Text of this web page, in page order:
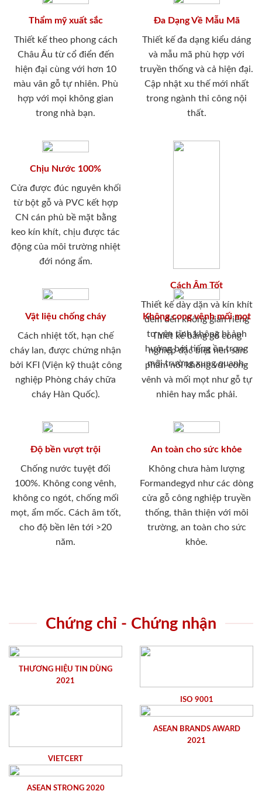
Thẩm mỹ xuất sắc
Thiết kế theo phong cách
Châu Âu từ cổ điển đến
hiện đại cùng với hơn 10
màu vân gỗ tự nhiên. Phù
hợp với mọi không gian
trong nhà bạn.
Đa Dạng Về Mẫu Mã
Thiết kế đa dạng kiểu dáng
và mẫu mã phù hợp với
truyền thống và cả hiện đại.
Cập nhật xu thế mới nhất
trong ngành thi công nội
thất.
Chịu Nước 100%
Cửa được đúc nguyên khối
từ bột gỗ và PVC kết hợp
CN cán phủ bề mặt bằng
keo kín khít, chịu được tác
động của môi trường nhiệt
đới nóng ẩm.
Cách Âm Tốt
Thiết kế dày dặn và kín khít
đem đến không gian riêng
tư yên tĩnh không bị ảnh
hưởng bới tiếng ồn trong
môi trường xung quanh.
Vật liệu chống cháy
Cách nhiệt tốt, hạn chế
cháy lan, được chứng nhận
bởi KFI (Viện kỹ thuật công
nghiệp Phòng cháy chữa
cháy Hàn Quốc).
Không cong vênh mối mọt
Thiết kế bằng gỗ công
nghiệp đặc biệt nên sản
phẩm nói không với cong
vênh và mối mọt như gỗ tự
nhiên hay mắc phải.
Độ bền vượt trội
Chống nước tuyệt đối
100%. Không cong vênh,
không co ngót, chống mối
mọt, ẩm mốc. Cách âm tốt,
cho độ bền lên tới >20
năm.
An toàn cho sức khỏe
Không chưa hàm lượng
Formandegyd như các dòng
cửa gỗ công nghiệp truyền
thống, thân thiện với môi
trường, an toàn cho sức
khỏe.
Chứng chỉ - Chứng nhận
THƯƠNG HIỆU TIN DÙNG
2021
ISO 9001
VIETCERT
ASEAN BRANDS AWARD
2021
ASEAN STRONG 2020